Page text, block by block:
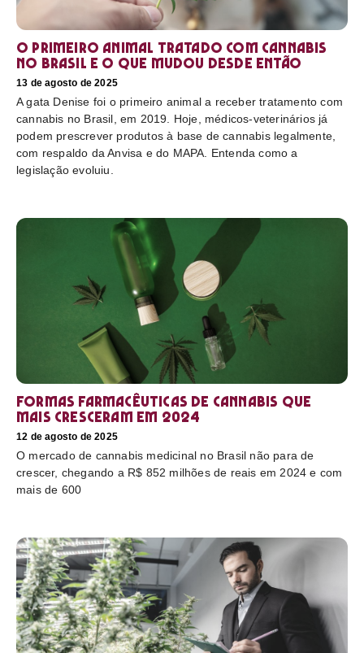
O primeiro animal tratado com cannabis
no Brasil e o que mudou desde então
13 de agosto de 2025
A gata Denise foi o primeiro animal a receber tratamento com
cannabis no Brasil, em 2019. Hoje, médicos-veterinários já
podem prescrever produtos à base de cannabis legalmente,
com respaldo da Anvisa e do MAPA. Entenda como a
legislação evoluiu.
Formas farmacêuticas de cannabis que
mais cresceram em 2024
12 de agosto de 2025
O mercado de cannabis medicinal no Brasil não para de
crescer, chegando a R$ 852 milhões de reais em 2024 e com
mais de 600